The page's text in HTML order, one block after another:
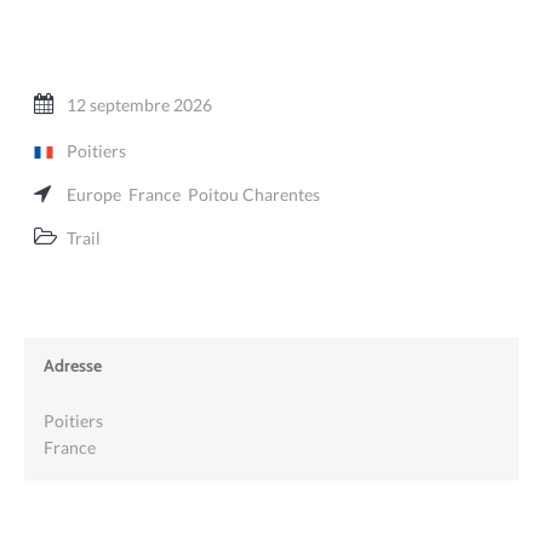
12 septembre 2026
Poitiers
Europe France Poitou Charentes
Trail
Adresse
Poitiers
France